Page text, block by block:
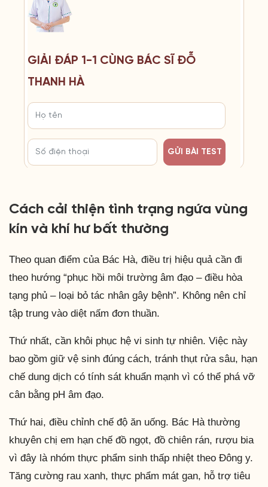
GIẢI ĐÁP 1-1 CÙNG BÁC SĨ ĐỖ
THANH HÀ
GỬI BÀI TEST
Cách cải thiện tình trạng ngứa vùng
kín và khí hư bất thường
Theo quan điểm của Bác Hà, điều trị hiệu quả cần đi
theo hướng “phục hồi môi trường âm đạo – điều hòa
tạng phủ – loại bỏ tác nhân gây bệnh”. Không nên chỉ
tập trung vào diệt nấm đơn thuần.
Thứ nhất, cần khôi phục hệ vi sinh tự nhiên. Việc này
bao gồm giữ vệ sinh đúng cách, tránh thụt rửa sâu, hạn
chế dung dịch có tính sát khuẩn mạnh vì có thể phá vỡ
cân bằng pH âm đạo.
Thứ hai, điều chỉnh chế độ ăn uống. Bác Hà thường
khuyên chị em hạn chế đồ ngọt, đồ chiên rán, rượu bia
vì đây là nhóm thực phẩm sinh thấp nhiệt theo Đông y.
Tăng cường rau xanh, thực phẩm mát gan, hỗ trợ tiêu